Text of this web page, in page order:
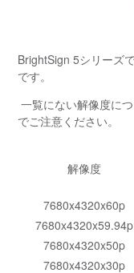
BrightSign 5シリーズ
です。
一覧にない解像度に
でご注意ください。
解像度
7680x4320x60p
7680x4320x59.94p
7680x4320x50p
7680x4320x30p